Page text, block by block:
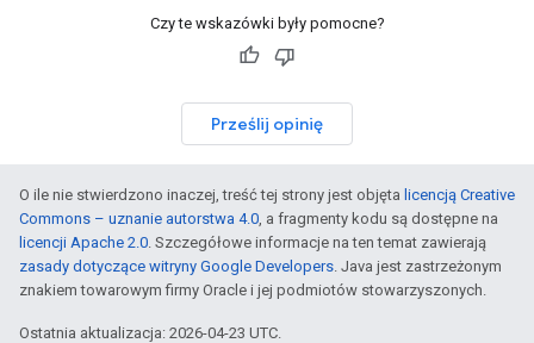
Czy te wskazówki były pomocne?
Prześlij opinię
O ile nie stwierdzono inaczej, treść tej strony jest objęta licencją Creative
Commons – uznanie autorstwa 4.0, a fragmenty kodu są dostępne na
licencji Apache 2.0. Szczegółowe informacje na ten temat zawierają
zasady dotyczące witryny Google Developers. Java jest zastrzeżonym
znakiem towarowym firmy Oracle i jej podmiotów stowarzyszonych.
Ostatnia aktualizacja: 2026-04-23 UTC.